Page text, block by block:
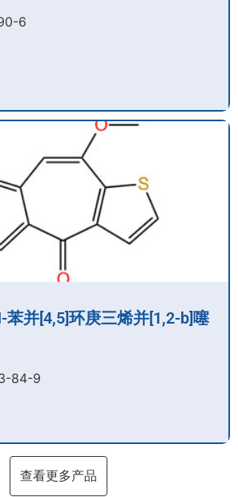
6​
苯并[4,5]环庚三烯并[1,2-b]噻
84-9​
查看更多产品